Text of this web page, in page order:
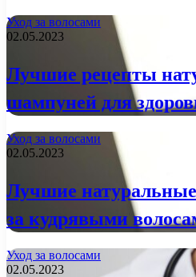
Уход за волосами
02.05.2023
Лучшие рецепты
шампуней для
Уход за волосами
02.05.2023
Лучшие
за кудрявыми
Уход за волосами
02.05.2023